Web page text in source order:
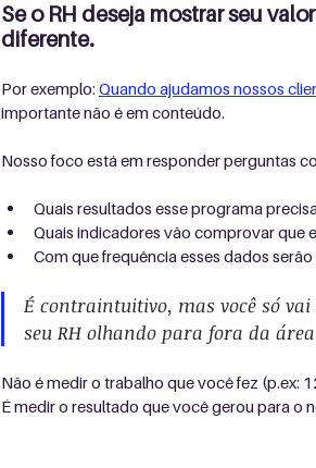
Se o RH deseja mostrar seu
diferente.
Por exemplo: Quando ajudamos nossos
importante não é em conteúdo.
Nosso foco está em responder perguntas
Quais resultados esse programa
Quais indicadores vão comprovar que
Com que frequência esses dados
É contraintuitivo, mas você só
seu RH olhando para fora da área
Não é medir o trabalho que você fez (p.ex:
É medir o resultado que você gerou para o